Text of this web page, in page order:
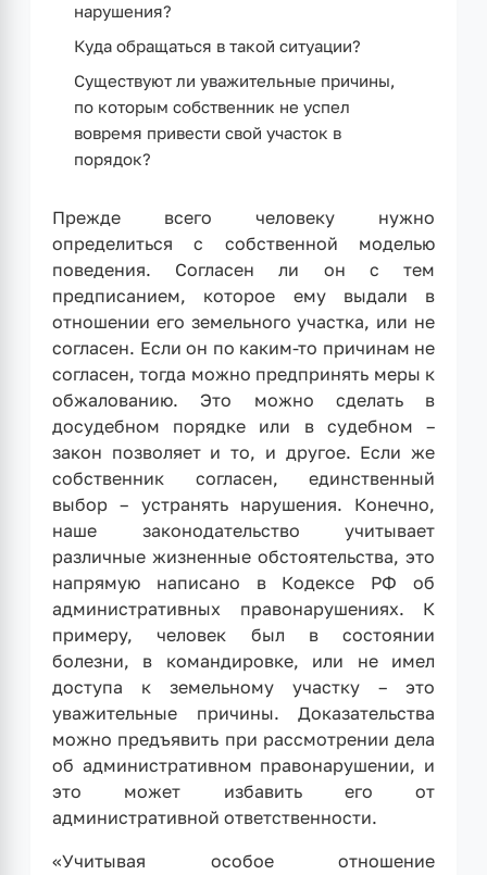
нарушения?
Куда обращаться в такой ситуации?
Существуют ли уважительные причины,
по которым собственник не успел
вовремя привести свой участок в
порядок?
Прежде всего человеку нужно
определиться с собственной моделью
поведения. Согласен ли он с тем
предписанием, которое ему выдали в
отношении его земельного участка, или не
согласен. Если он по каким-то причинам не
согласен, тогда можно предпринять меры к
обжалованию. Это можно сделать в
досудебном порядке или в судебном –
закон позволяет и то, и другое. Если же
собственник согласен, единственный
выбор – устранять нарушения. Конечно,
наше законодательство учитывает
различные жизненные обстоятельства, это
напрямую написано в Кодексе РФ об
административных правонарушениях. К
примеру, человек был в состоянии
болезни, в командировке, или не имел
доступа к земельному участку – это
уважительные причины. Доказательства
можно предъявить при рассмотрении дела
об административном правонарушении, и
это может избавить его от
административной ответственности.
«Учитывая особое отношение